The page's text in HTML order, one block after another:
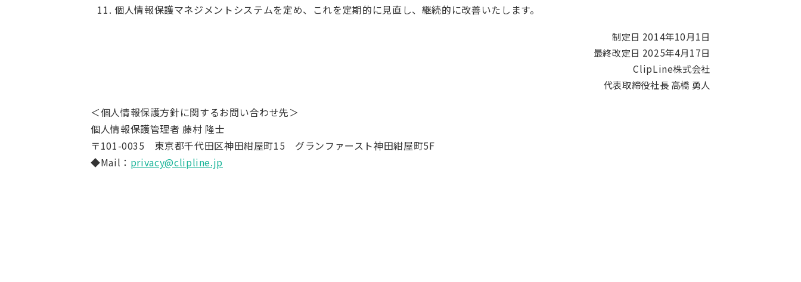
個人情報保護マネジメントシステムを定め、これを定期的に見直し、継続的に改善いたします。
制定日 2014年10月1日
最終改定日 2025年4月17日
ClipLine株式会社
代表取締役社長 高橋 勇人
＜個人情報保護方針に関するお問い合わせ先＞
個人情報保護管理者 藤村 隆士
〒101-0035 東京都千代田区神田紺屋町15 グランファースト神田紺屋町5F
◆Mail： privacy@clipline.jp